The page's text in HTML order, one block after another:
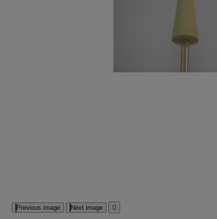
Previous image Next image 